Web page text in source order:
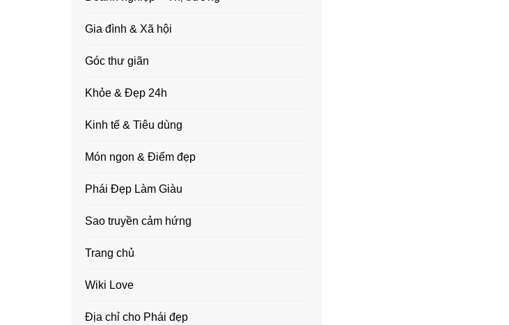
Gia đình & Xã hội
Góc thư giãn
Khỏe & Đẹp 24h
Kinh tế & Tiêu dùng
Món ngon & Điểm đẹp
Phái Đẹp Làm Giàu
Sao truyền cảm hứng
Trang chủ
Wiki Love
Địa chỉ cho Phái đẹp